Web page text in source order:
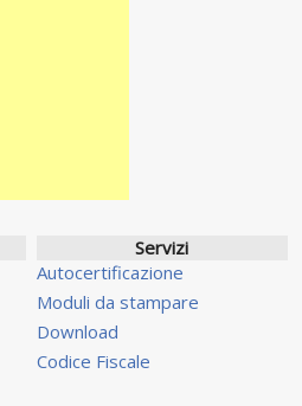
Servizi
Autocertificazione
Moduli da stampare
Download
Codice Fiscale